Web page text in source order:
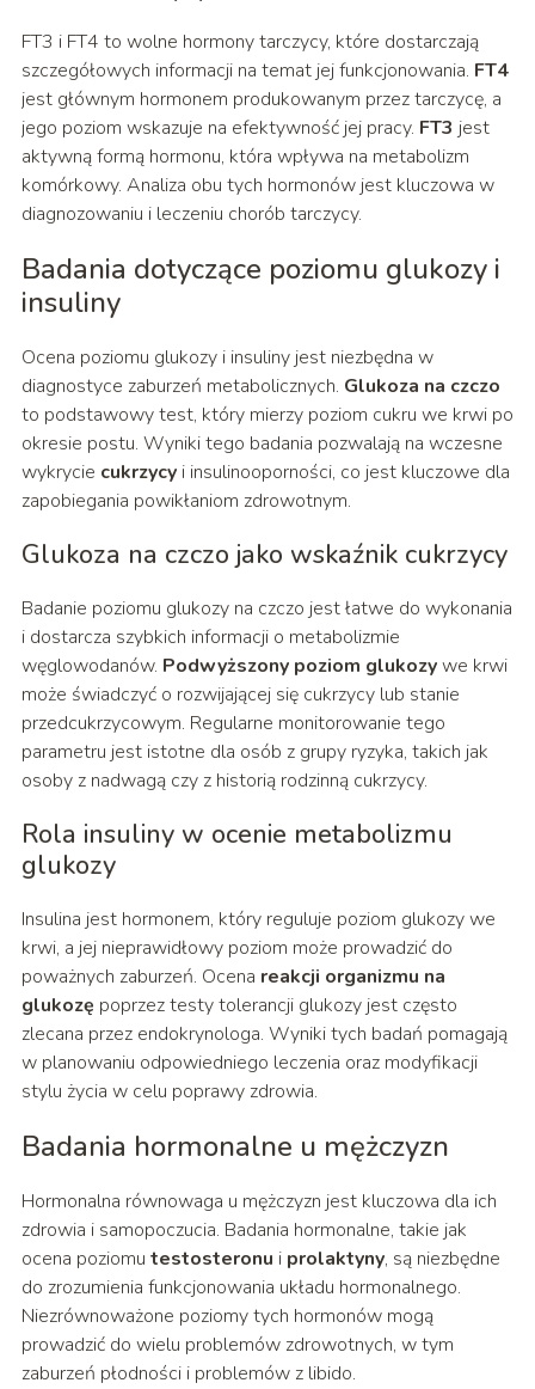
FT3 i FT4 to wolne hormony tarczycy, które dostarczają
szczegółowych informacji na temat jej funkcjonowania. FT4
jest głównym hormonem produkowanym przez tarczycę, a
jego poziom wskazuje na efektywność jej pracy. FT3 jest
aktywną formą hormonu, która wpływa na metabolizm
komórkowy. Analiza obu tych hormonów jest kluczowa w
diagnozowaniu i leczeniu chorób tarczycy.
Badania dotyczące poziomu glukozy i
insuliny
Ocena poziomu glukozy i insuliny jest niezbędna w
diagnostyce zaburzeń metabolicznych. Glukoza na czczo
to podstawowy test, który mierzy poziom cukru we krwi po
okresie postu. Wyniki tego badania pozwalają na wczesne
wykrycie cukrzycyi insulinooporności, co jest kluczowe dla
zapobiegania powikłaniom zdrowotnym.
Glukoza na czczo jako wskaźnik cukrzycy
Badanie poziomu glukozy na czczo jest łatwe do wykonania
i dostarcza szybkich informacji o metabolizmie
węglowodanów. Podwyższony poziom glukozywe krwi
może świadczyć o rozwijającej się cukrzycy lub stanie
przedcukrzycowym. Regularne monitorowanie tego
parametru jest istotne dla osób z grupy ryzyka, takich jak
osoby z nadwagą czy z historią rodzinną cukrzycy.
Rola insuliny w ocenie metabolizmu
glukozy
Insulina jest hormonem, który reguluje poziom glukozy we
krwi, a jej nieprawidłowy poziom może prowadzić do
poważnych zaburzeń. Ocena reakcji organizmu na
glukozę poprzez testy tolerancji glukozy jest często
zlecana przez endokrynologa. Wyniki tych badań pomagają
w planowaniu odpowiedniego leczenia oraz modyfikacji
stylu życia w celu poprawy zdrowia.
Badania hormonalne u mężczyzn
Hormonalna równowaga u mężczyzn jest kluczowa dla ich
zdrowia i samopoczucia. Badania hormonalne, takie jak
ocena poziomu testosteronu i prolaktyny, są niezbędne
do zrozumienia funkcjonowania układu hormonalnego.
Niezrównoważone poziomy tych hormonów mogą
prowadzić do wielu problemów zdrowotnych, w tym
zaburzeń płodności i problemów z libido.